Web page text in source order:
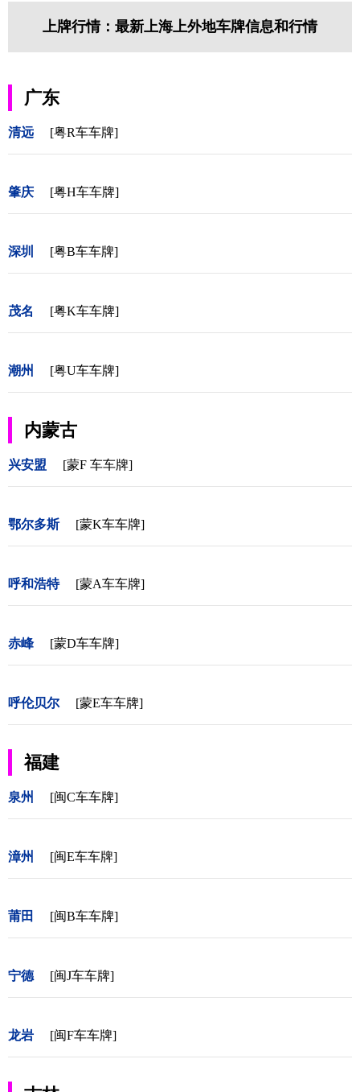
上牌行情：最新上海上外地车牌信息和行情
广东
清远 [粤R车车牌]
肇庆 [粤H车车牌]
深圳 [粤B车车牌]
茂名 [粤K车车牌]
潮州 [粤U车车牌]
内蒙古
兴安盟 [蒙F 车车牌]
鄂尔多斯 [蒙K车车牌]
呼和浩特 [蒙A车车牌]
赤峰 [蒙D车车牌]
呼伦贝尔 [蒙E车车牌]
福建
泉州 [闽C车车牌]
漳州 [闽E车车牌]
莆田 [闽B车车牌]
宁德 [闽J车车牌]
龙岩 [闽F车车牌]